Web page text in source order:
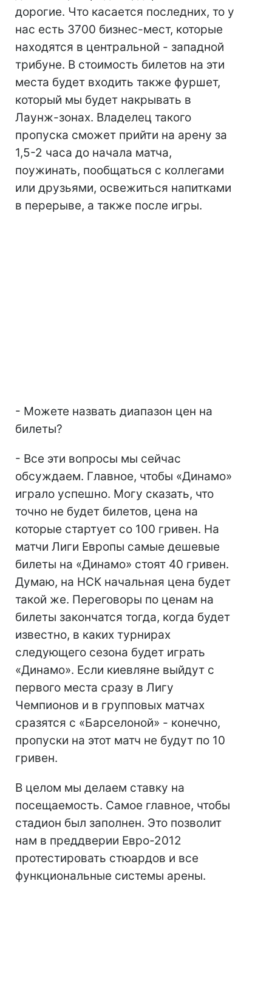
дорогие. Что касается последних, то у
нас есть 3700 бизнес-мест, которые
находятся в центральной - западной
трибуне. В стоимость билетов на эти
места будет входить также фуршет,
который мы будет накрывать в
Лаунж-зонах. Владелец такого
пропуска сможет прийти на арену за
1,5-2 часа до начала матча,
поужинать, пообщаться с коллегами
или друзьями, освежиться напитками
в перерыве, а также после игры.
- Можете назвать диапазон цен на
билеты?
- Все эти вопросы мы сейчас
обсуждаем. Главное, чтобы «Динамо»
играло успешно. Могу сказать, что
точно не будет билетов, цена на
которые стартует со 100 гривен. На
матчи Лиги Европы самые дешевые
билеты на «Динамо» стоят 40 гривен.
Думаю, на НСК начальная цена будет
такой же. Переговоры по ценам на
билеты закончатся тогда, когда будет
известно, в каких турнирах
следующего сезона будет играть
«Динамо». Если киевляне выйдут с
первого места сразу в Лигу
Чемпионов и в групповых матчах
сразятся с «Барселоной» - конечно,
пропуски на этот матч не будут по 10
гривен.
В целом мы делаем ставку на
посещаемость. Самое главное, чтобы
стадион был заполнен. Это позволит
нам в преддверии Евро-2012
протестировать стюардов и все
функциональные системы арены.